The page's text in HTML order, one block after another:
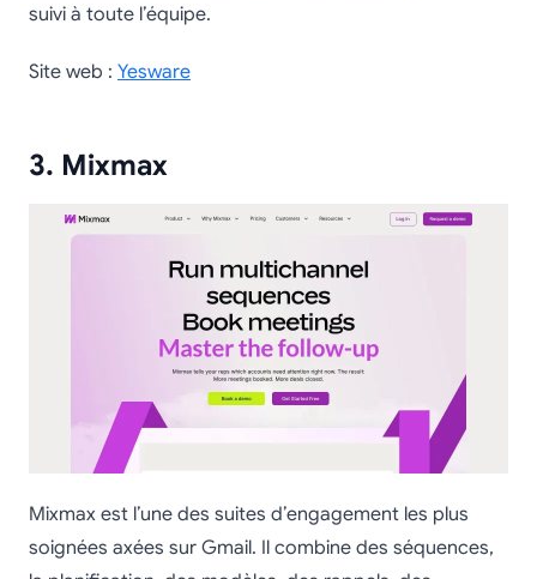
suivi à toute l’équipe.
Site web : Yesware
3. Mixmax
Mixmax est l’une des suites d’engagement les plus
soignées axées sur Gmail. Il combine des séquences,